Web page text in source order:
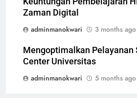
Zaman Digital
adminmanokwari
3 months ago
Mengoptimalkan Pelayanan
Center Universitas
adminmanokwari
5 months ago